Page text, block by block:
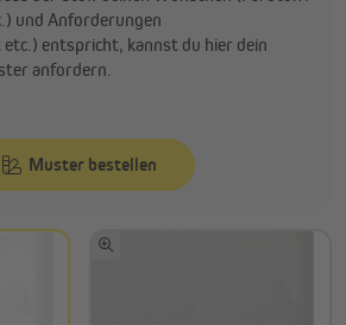
und Anforderungen
entspricht, kannst du hier dein
anfordern.
Muster bestellen